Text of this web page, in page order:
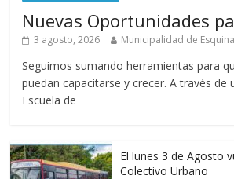
Nuevas Oportunidades
3 agosto, 2026 Municipalidad de Esquina
Seguimos sumando herramientas para
puedan capacitarse y crecer. A través de
Escuela de
El lunes 3 de Agosto
Colectivo Urbano